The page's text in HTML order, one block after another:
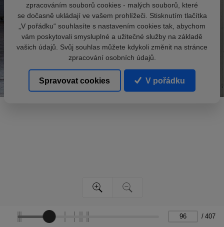
/ 407
zpracováním souborů cookies - malých souborů, které
se dočasně ukládají ve vašem prohlížeči. Stisknutím tlačítka
„V pořádku“ souhlasíte s nastavením cookies tak, abychom
vám poskytovali smysluplné a užitečné služby na základě
vašich údajů. Svůj souhlas můžete kdykoli změnit na stránce
zpracování osobních údajů.
Spravovat cookies V pořádku